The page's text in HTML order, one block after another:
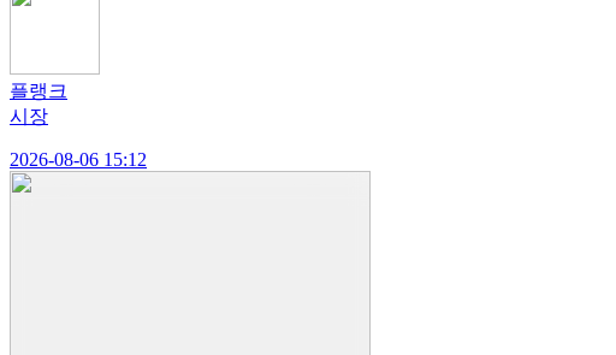
플랭크
시장
2026-08-06 15:12